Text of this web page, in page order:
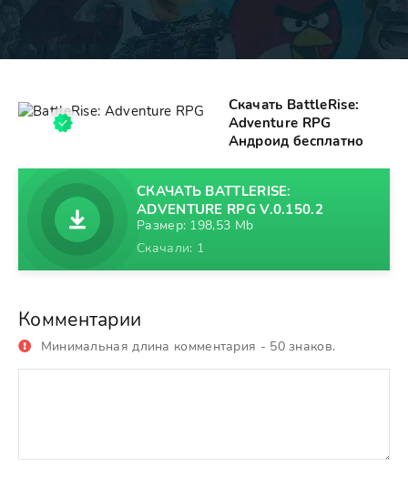
Скачать BattleRise:
Adventure RPG
Андроид бесплатно
СКАЧАТЬ BATTLERISE:
ADVENTURE RPG V.0.150.2
Размер: 198,53 Mb
Скачали: 1
Комментарии
Минимальная длина комментария - 50 знаков.